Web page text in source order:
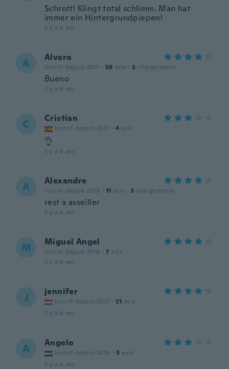
Schrott! Klingt total schlimm. Man hat
immer ein Hintergrundpiepen!
il y a 6 ans
A Alvaro
Inscrit depuis 2017 · 58 avis · 3 chargements
Bueno
il y a 6 ans
C Cristian
Inscrit depuis 2017 · 4 avis
👌
il y a 6 ans
A Alexandre
Inscrit depuis 2018 · 11 avis · 3 chargements
rest a asseiller
il y a 6 ans
M Miguel Angel
Inscrit depuis 2018 · 7 avis
il y a 6 ans
J jennifer
Inscrit depuis 2017 · 21 avis
il y a 6 ans
A Angelo
Inscrit depuis 2016 · 3 avis
il y a 6 ans